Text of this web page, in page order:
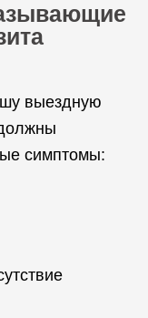
выездную
симптомы: